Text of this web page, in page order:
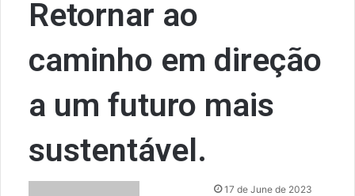
Retornar ao
caminho em direção
a um futuro mais
sustentável.
17 de June de 2023